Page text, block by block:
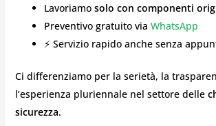
Lavoriamo solo con componenti
Preventivo gratuito via WhatsApp
⚡ Servizio rapido anche senza
Ci differenziamo per la serietà, la
l’esperienza pluriennale nel settore delle
sicurezza.